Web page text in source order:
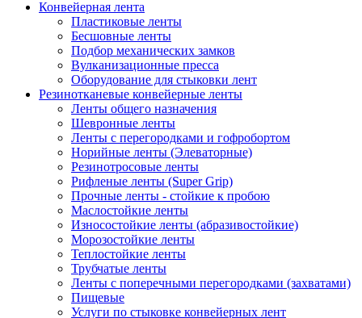
Конвейерная лента
Пластиковые ленты
Бесшовные ленты
Подбор механических замков
Вулканизационные пресса
Оборудование для стыковки лент
Резинотканевые конвейерные ленты
Ленты общего назначения
Шевронные ленты
Ленты с перегородками и гофробортом
Норийные ленты (Элеваторные)
Резинотросовые ленты
Рифленые ленты (Super Grip)
Прочные ленты - стойкие к пробою
Маслостойкие ленты
Износостойкие ленты (абразивостойкие)
Морозостойкие ленты
Теплостойкие ленты
Трубчатые ленты
Ленты с поперечными перегородками (захватами)
Пищевые
Услуги по стыковке конвейерных лент